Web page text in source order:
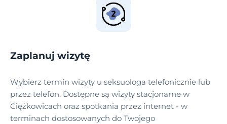
Zaplanuj wizytę
Wybierz termin wizyty u seksuologa telefonicznie lub
przez telefon. Dostępne są wizyty stacjonarne w
Ciężkowicach oraz spotkania przez internet - w
terminach dostosowanych do Twojego